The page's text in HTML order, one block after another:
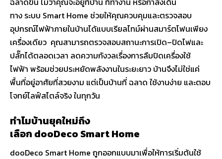
ทาง ระบบ Smart Home ช่วยให้คุณควบคุมและตรวจสอบ
อุปกรณ์ไฟฟ้าภายในบ้านได้แบบเรียลไทม์ผ่านสมาร์ตโฟนเพียง
เครื่องเดียว คุณสามารถตรวจสอบสถานะการเปิด–ปิดไฟและ
ปลั๊กได้ตลอดเวลา ลดความกังวลเรื่องการลืมปิดเครื่องใช้
ไฟฟ้า พร้อมช่วยประหยัดพลังงานในระยะยาว บ้านจึงไม่ใช่แค่
พื้นที่อยู่อาศัยที่สวยงาม แต่เป็นบ้านที่ ฉลาด ใช้งานง่าย และตอบ
โจทย์ไลฟ์สไตล์จริง ในทุกวัน
ทำไมบ้านยุคใหม่ถึง
เลือก dooDeco Smart Home
dooDeco Smart Home ถูกออกแบบมาเพื่อให้การเริ่มต้นใช้